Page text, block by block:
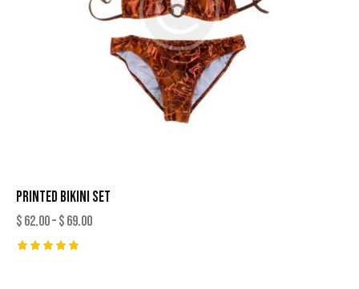
PRINTED BIKINI SET
$62.00–$69.00